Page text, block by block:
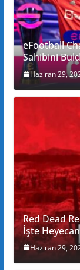
eFootball
Sahibini
Haziran 29,
Red Dead
İşte
Haziran 29,